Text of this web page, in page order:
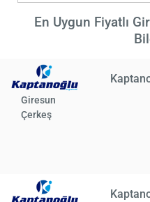
En Uygun Fiyatlı
Giresun
Çerkeş